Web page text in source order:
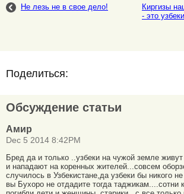
Не лезь не в свое дело!
Киргизы
- это узбеки
Поделиться:
Обсуждение статьи
Амир
Dec 5 2014 8:42PM
Бред да и только ..узбеки на чужой земле
и нападают на коренных жителей...совсем
случилось в Узбекистане,да узбеки бы никого
вы Бухоро не отдадите тогда таджикам....сотни